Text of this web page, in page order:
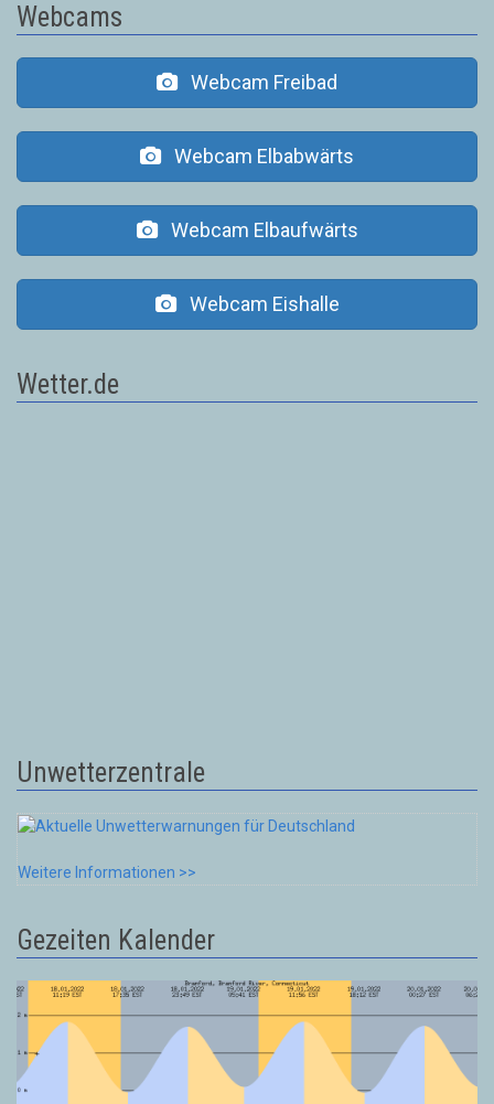
Webcams
Webcam Freibad
Webcam Elbabwärts
Webcam Elbaufwärts
Webcam Eishalle
Wetter.de
Unwetterzentrale
Weitere Informationen >>
Gezeiten Kalender